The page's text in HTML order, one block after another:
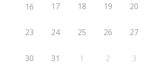
16 17 18 19 20
23 24 25 26 27
30 31 1 2 3